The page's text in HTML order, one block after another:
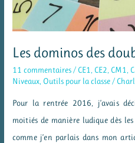
Les dominos des
11 commentaires / CE1 CE2 CM1
Niveaux Outils pour la classe /
Pour la rentrée 2016, j’avais
moitiés de manière ludique dès
comme j’en parlais dans mon